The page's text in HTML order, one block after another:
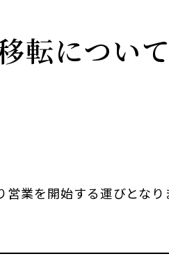
転について
業を開始する運びとなり